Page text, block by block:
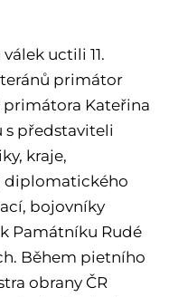
uctili 11.
primátor
primátora Kateřina
s představiteli
kraje,
diplomatického
bojovníky
Památníku Rudé
Během pietního
obrany ČR